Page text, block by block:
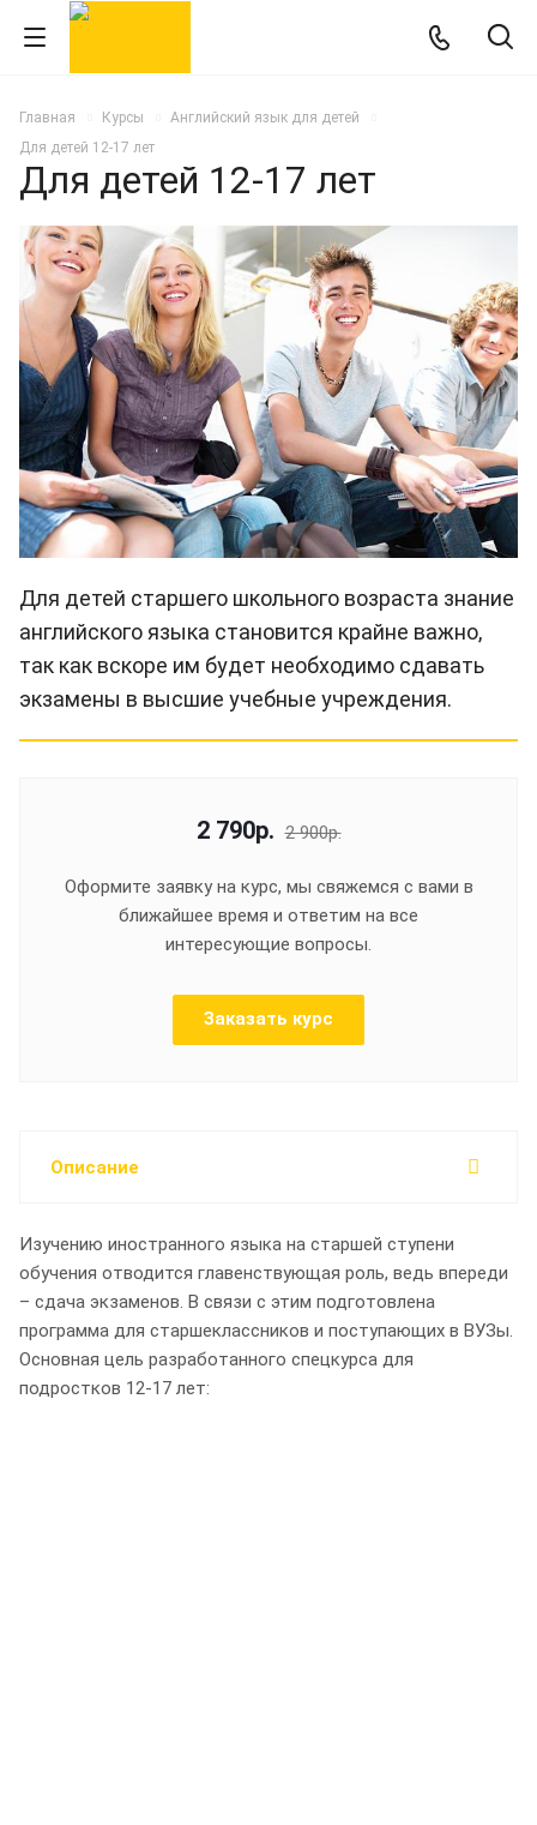
Главная Курсы
Английский язык для детей
Для детей 12-17 лет
Для детей 12-17 лет
Для детей старшего школьного возраста знание
английского языка становится крайне важно,
так как вскоре им будет необходимо сдавать
экзамены в высшие учебные учреждения.
2 790р. 2 900р.
Оформите заявку на курс, мы свяжемся с вами в
ближайшее время и ответим на все
интересующие вопросы.
Заказать курс
Описание
Изучению иностранного языка на старшей ступени
обучения отводится главенствующая роль, ведь впереди
– сдача экзаменов. В связи с этим подготовлена
программа для старшеклассников и поступающих в ВУЗы.
Основная цель разработанного спецкурса для
подростков 12-17 лет: